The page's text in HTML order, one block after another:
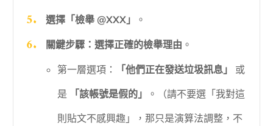
選擇「檢舉 @XXX」
。
關鍵步驟：選擇正確的檢舉理由 。
第一層選項：
「他們正在發送垃圾訊息」
或
是
「該帳號是假的」
。（請不要選「我對這
則貼文不感興趣」，那只是演算法調整，不